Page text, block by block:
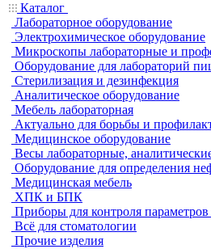
Каталог
Лабораторное оборудование
Электрохимическое оборудование
Микроскопы лабораторные и
Оборудование для лабораторий
Стерилизация и дезинфекция
Аналитическое оборудование
Мебель лабораторная
Актуально для борьбы и
Медицинское оборудование
Весы лабораторные,
Оборудование для определения
Медицинская мебель
ХПК и БПК
Приборы для контроля
Всё для стоматологии
Прочие изделия